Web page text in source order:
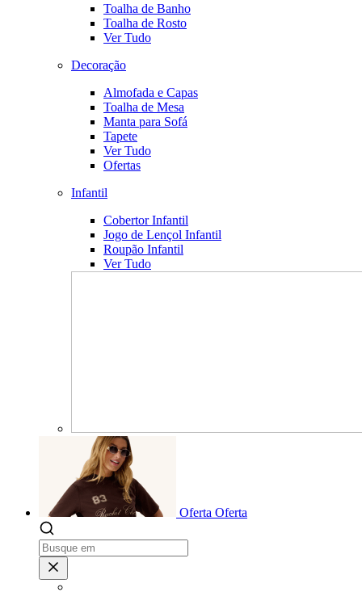
Toalha de Banho
Toalha de Rosto
Ver Tudo
Decoração
Almofada e Capas
Toalha de Mesa
Manta para Sofá
Tapete
Ver Tudo
Ofertas
Infantil
Cobertor Infantil
Jogo de Lençol Infantil
Roupão Infantil
Ver Tudo
Oferta Oferta